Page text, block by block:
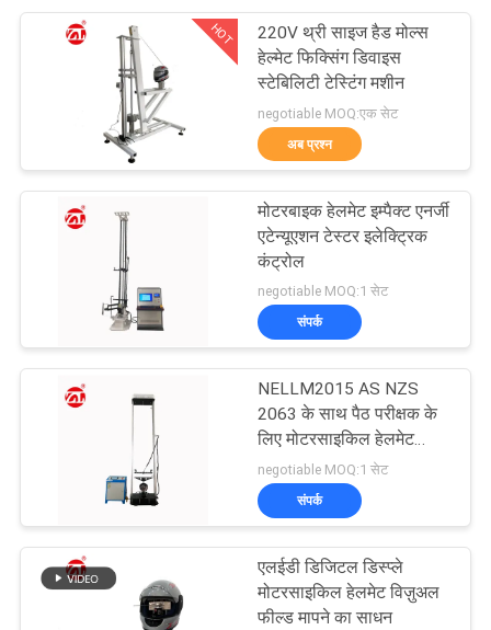
गुणवत्ता
संपर्क
करें
एक
उद्धरण
दो रोल मिल
यूनिवर्सल परीक्षण मशीन
बनबरी मिक्सर
32
HOT
220V थ्री साइज हैड मोल्स
हेल्मेट फिक्सिंग डिवाइस
स्टेबिलिटी टेस्टिंग मशीन
negotiable MOQ:एक सेट
अब प्रश्न
मोटरबाइक हेलमेट इम्पैक्ट एनर्जी
एटेन्यूएशन टेस्टर इलेक्ट्रिक
कंट्रोल
negotiable MOQ:1 सेट
संपर्क
NELLM2015 AS NZS
2063 के साथ पैठ परीक्षक के
लिए मोटरसाइकिल हेलमेट
प्रतिरोध
negotiable MOQ:1 सेट
संपर्क
एलईडी डिजिटल डिस्प्ले
मोटरसाइकिल हेलमेट विज़ुअल
फील्ड मापने का साधन